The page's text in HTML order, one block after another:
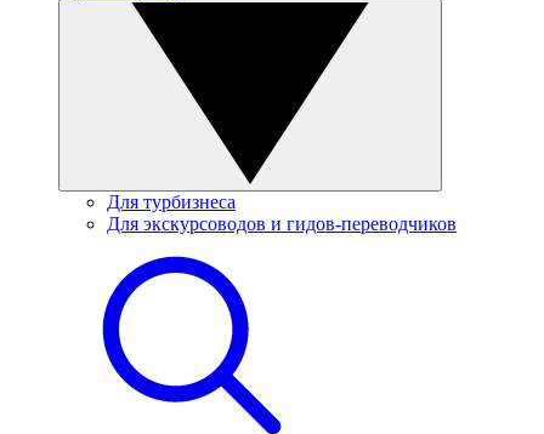
Для турбизнеса
Для экскурсоводов и гидов-переводчиков